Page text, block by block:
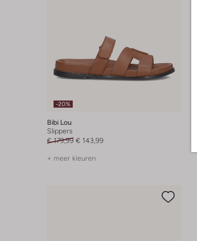
-20%
Bibi Lou
Slippers
€ 179,99 € 143,99
+ meer kleuren